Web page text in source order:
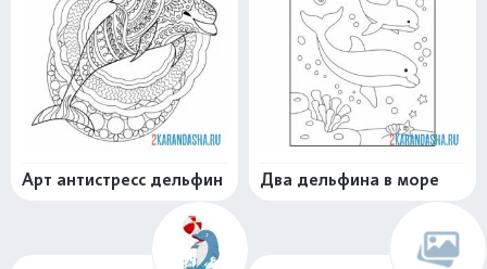
Арт антистресс дельфин Два дельфина в море